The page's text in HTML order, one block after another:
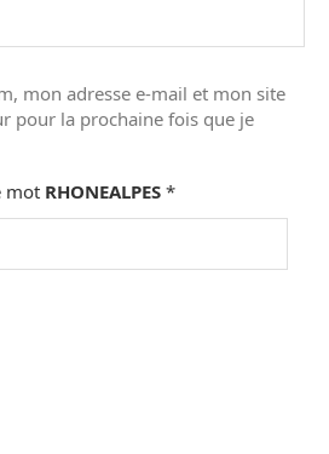
mon adresse e-mail et mon site
pour la prochaine fois que je
mot RHONEALPES *